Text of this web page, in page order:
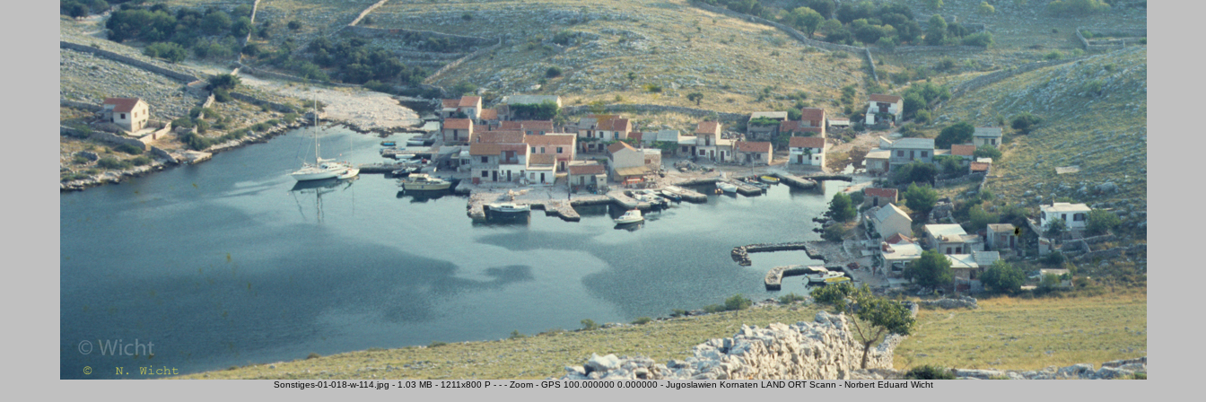
Sonstiges-01-018-w-114.jpg - 1.03 MB - 1211x800 P - - - Zoom - GPS 100.000000 0.000000 - Jugoslawien Kornaten LAND ORT Scann - Norbert Eduard Wicht